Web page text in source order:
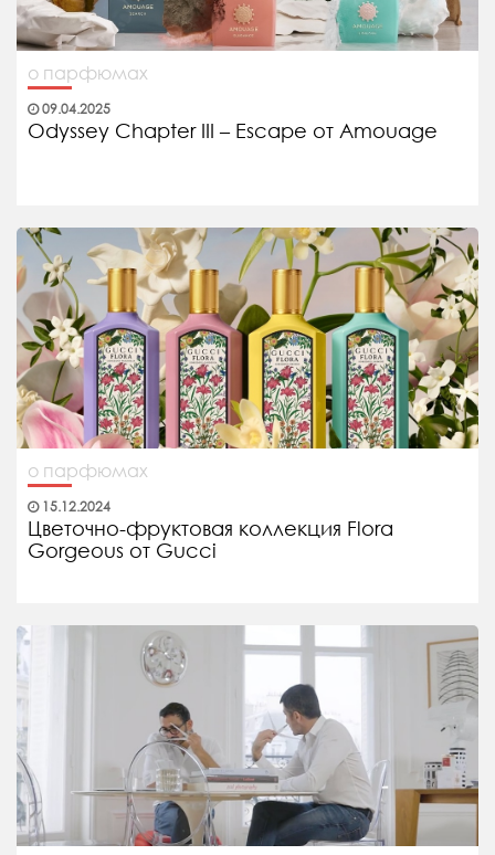
о парфюмах
09.04.2025
Odyssey Chapter III – Escape от Amouage
о парфюмах
15.12.2024
Цветочно-фруктовая коллекция Flora
Gorgeous от Gucci